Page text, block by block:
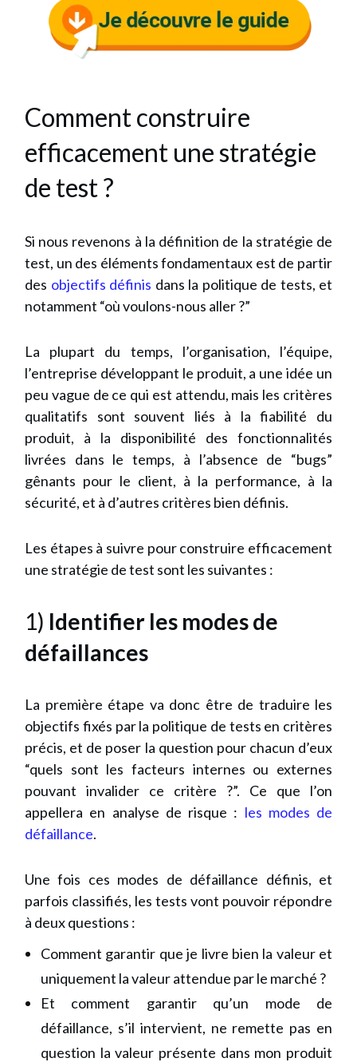
Comment construire
efficacement une stratégie
de test ?
Si nous revenons à la définition de la stratégie de
test, un des éléments fondamentaux est de partir
des objectifs définis dans la politique de tests, et
notamment “où voulons-nous aller ?”
La plupart du temps, l’organisation, l’équipe,
l’entreprise développant le produit, a une idée un
peu vague de ce qui est attendu, mais les critères
qualitatifs sont souvent liés à la fiabilité du
produit, à la disponibilité des fonctionnalités
livrées dans le temps, à l’absence de “bugs”
gênants pour le client, à la performance, à la
sécurité, et à d’autres critères bien définis.
Les étapes à suivre pour construire efficacement
une stratégie de test sont les suivantes :
1) Identifier les modes de
défaillances
La première étape va donc être de traduire les
objectifs fixés par la politique de tests en critères
précis, et de poser la question pour chacun d’eux
“quels sont les facteurs internes ou externes
pouvant invalider ce critère ?”. Ce que l’on
appellera en analyse de risque : les modes de
défaillance.
Une fois ces modes de défaillance définis, et
parfois classifiés, les tests vont pouvoir répondre
à deux questions :
Comment garantir que je livre bien la valeur et
uniquement la valeur attendue par le marché ?
Et comment garantir qu’un mode de
défaillance, s’il intervient, ne remette pas en
question la valeur présente dans mon produit